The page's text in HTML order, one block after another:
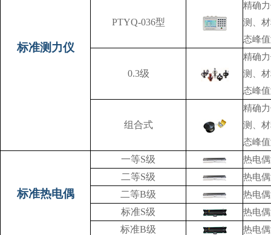
标准测力仪
PTYQ-036型
精确
测、
态峰
0.3级
精确
测、
态峰
组合式
精确
测、
态峰
标准热电偶
一等S级 热电
二等S级 热电
二等B级 热电
标准S级 热电
标准B级 热电